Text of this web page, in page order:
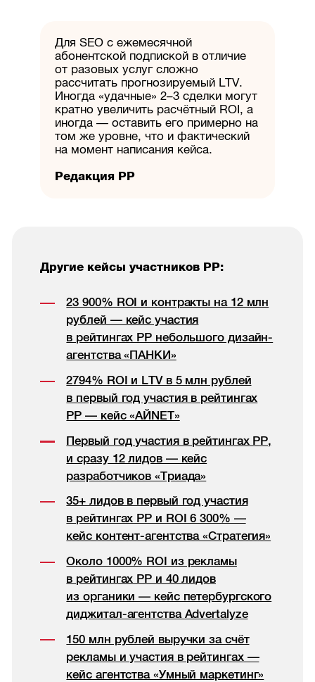
Для SEO с ежемесячной
абонентской подпиской в отличие
от разовых услуг сложно
рассчитать прогнозируемый LTV.
Иногда «удачные» 2–3 сделки могут
кратно увеличить расчётный ROI, а
иногда — оставить его примерно на
том же уровне, что и фактический
на момент написания кейса.
Редакция РР
Другие кейсы участников РР:
23 900% ROI и контракты на 12 млн
рублей — кейс участия
в рейтингах РР небольшого дизайн-
агентства «ПАНКИ»
2794% ROI и LTV в 5 млн рублей
в первый год участия в рейтингах
РР — кейс «АЙNET»
Первый год участия в рейтингах РР,
и сразу 12 лидов — кейс
разработчиков «Триада»
35+ лидов в первый год участия
в рейтингах РР и ROI 6 300% —
кейс контент-агентства «Стратегия»
Около 1000% ROI из рекламы
в рейтингах РР и 40 лидов
из органики — кейс петербургского
диджитал-агентства Advertalyze
150 млн рублей выручки за счёт
рекламы и участия в рейтингах —
кейс агентства «Умный маркетинг»